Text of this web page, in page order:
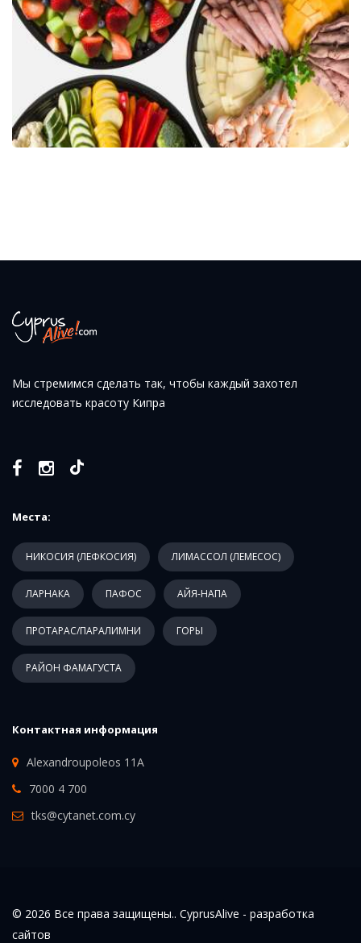
Мы стремимся сделать так, чтобы каждый захотел
исследовать красоту Кипра
Места:
НИКОСИЯ (ЛЕФКОСИЯ) ЛИМАССОЛ (ЛЕМЕСОС)
ЛАРНАКА ПАФОС АЙЯ-НАПА
ПРОТАРАС/ПАРАЛИМНИ ГОРЫ
РАЙОН ФАМАГУСТА
Контактная информация
Alexandroupoleos 11A
7000 4 700
tks@cytanet.com.cy
© 2026 Все права защищены.. CyprusAlive - разработка
сайтов